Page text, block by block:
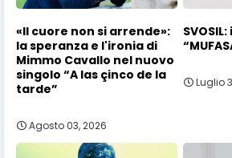
«Il cuore non si arrende»:
la speranza e l'ironia di
Mimmo Cavallo nel nuovo
singolo “A las çinco de la
tarde”
Agosto 03, 2026
Luglio